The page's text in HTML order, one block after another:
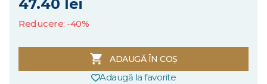
47.40 lei
Reducere: -40%
ADAUGĂ ÎN COȘ
Adaugă la favorite